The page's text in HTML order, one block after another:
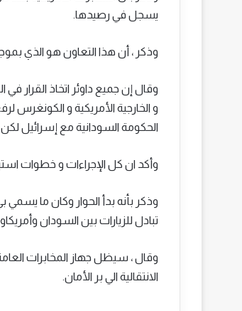
يسجل في رصيدها.
وذكر ، أن هذا التعاون هو الذي
وقال إن جميع داوئر اتخاذ القرار
و الخارجية الأمريكية و الكونغرس
الحكومة السودانية مع إسرائيل لكن
وأكد ان كل الإجراءات و خطوات
وذكر بأنه بدأ الحوار وكان ما يسمي
تبادل للزيارات بين السودان
وقال ، سيظل جهاز المخابرات
الانتقالية الي بر الأمان.